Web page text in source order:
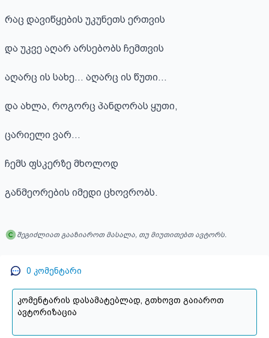
რაც დავიწყების უკუნეთს ერთვის
და უკვე აღარ არსებობს ჩემთვის
აღარც ის სახე… აღარც ის წუთი…
და ახლა, როგორც პანდორას ყუთი,
ცარიელი ვარ…
ჩემს ფსკერზე მხოლოდ
განმეორების იმედი ცხოვრობს.
შეგიძლიათ გააზიაროთ მასალა, თუ მიუთითებთ ავტორს.
0 კომენტარი